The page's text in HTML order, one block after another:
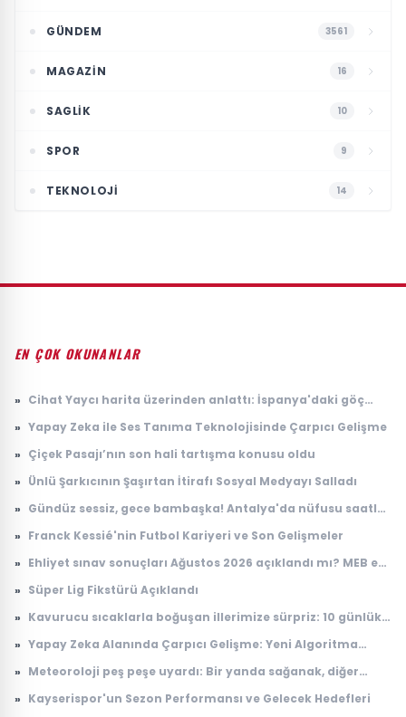
GÜNDEM 3561
MAGAZIN 16
SAGLIK 10
SPOR 9
TEKNOLOJI 14
EN ÇOK OKUNANLAR
» Cihat Yaycı harita üzerinden anlattı: İspanya'daki göç
» Yapay Zeka ile Ses Tanıma Teknolojisinde Çarpıcı Gelişme
» Çiçek Pasajı’nın son hali tartışma konusu oldu
» Ünlü Şarkıcının Şaşırtan İtirafı Sosyal Medyayı Salladı
» Gündüz sessiz, gece bambaşka! Antalya'da nüfusu saatler
» Franck Kessié'nin Futbol Kariyeri ve Son Gelişmeler
» Ehliyet sınav sonuçları Ağustos 2026 açıklandı mı? MEB e-
» Süper Lig Fikstürü Açıklandı
» Kavurucu sıcaklarla boğuşan illerimize sürpriz: 10 günlük
» Yapay Zeka Alanında Çarpıcı Gelişme: Yeni Algoritma
» Meteoroloji peş peşe uyardı: Bir yanda sağanak, diğer
» Kayserispor'un Sezon Performansı ve Gelecek Hedefleri